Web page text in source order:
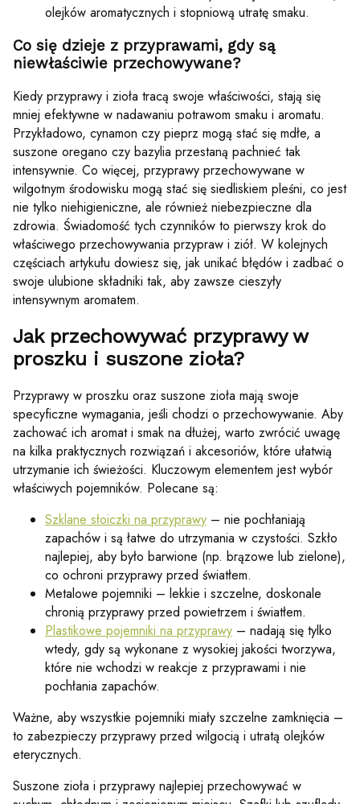
olejków aromatycznych i stopniową utratę smaku.
Co się dzieje z przyprawami, gdy są
niewłaściwie przechowywane?
Kiedy przyprawy i zioła tracą swoje właściwości, stają się
mniej efektywne w nadawaniu potrawom smaku i aromatu.
Przykładowo, cynamon czy pieprz mogą stać się mdłe, a
suszone oregano czy bazylia przestaną pachnieć tak
intensywnie. Co więcej, przyprawy przechowywane w
wilgotnym środowisku mogą stać się siedliskiem pleśni, co jest
nie tylko niehigieniczne, ale również niebezpieczne dla
zdrowia. Świadomość tych czynników to pierwszy krok do
właściwego przechowywania przypraw i ziół. W kolejnych
częściach artykułu dowiesz się, jak unikać błędów i zadbać o
swoje ulubione składniki tak, aby zawsze cieszyły
intensywnym aromatem.
Jak przechowywać przyprawy w
proszku i suszone zioła?
Przyprawy w proszku oraz suszone zioła mają swoje
specyficzne wymagania, jeśli chodzi o przechowywanie. Aby
zachować ich aromat i smak na dłużej, warto zwrócić uwagę
na kilka praktycznych rozwiązań i akcesoriów, które ułatwią
utrzymanie ich świeżości. Kluczowym elementem jest wybór
właściwych pojemników. Polecane są:
Szklane słoiczki na przyprawy – nie pochłaniają
zapachów i są łatwe do utrzymania w czystości. Szkło
najlepiej, aby było barwione (np. brązowe lub zielone),
co ochroni przyprawy przed światłem.
Metalowe pojemniki – lekkie i szczelne, doskonale
chronią przyprawy przed powietrzem i światłem.
Plastikowe pojemniki na przyprawy – nadają się tylko
wtedy, gdy są wykonane z wysokiej jakości tworzywa,
które nie wchodzi w reakcje z przyprawami i nie
pochłania zapachów.
Ważne, aby wszystkie pojemniki miały szczelne zamknięcia –
to zabezpieczy przyprawy przed wilgocią i utratą olejków
eterycznych.
Suszone zioła i przyprawy najlepiej przechowywać w